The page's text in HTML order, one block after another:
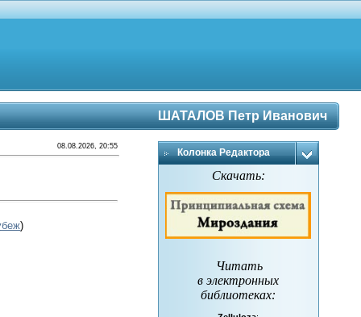
ШАТАЛОВ Петр Иванович
08.08.2026, 20:55
)
Колонка Редактора
Скачать:
Читать
в электронных
библиотеках: